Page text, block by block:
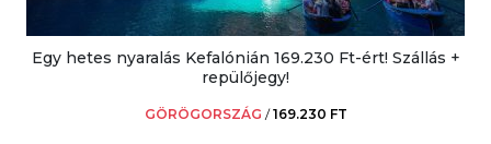
Egy hetes nyaralás Kefalónián 169.230 Ft-ért! Szállás +
repülőjegy!
GÖRÖGORSZÁG /169.230 FT